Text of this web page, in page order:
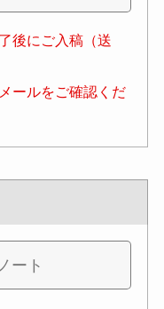
後にご入稿（送
ールをご確認くだ